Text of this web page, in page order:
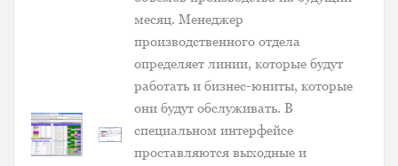
месяц. Менеджер
производственного отдела
определяет линии, которые будут
работать и бизнес-юниты, которые
они будут обслуживать. В
специальном интерфейсе
проставляются выходные и